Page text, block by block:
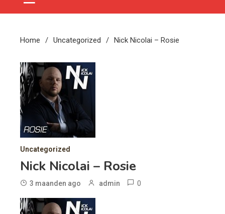
Home Uncategorized Nick Nicolai – Rosie
Uncategorized
Nick Nicolai – Rosie
3 maanden ago admin 0